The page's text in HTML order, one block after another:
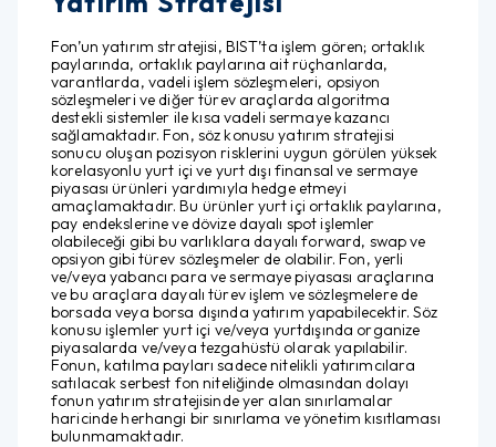
Fon’un yatırım stratejisi, BIST’ta işlem gören; ortaklık
paylarında, ortaklık paylarına ait rüçhanlarda,
varantlarda, vadeli işlem sözleşmeleri, opsiyon
sözleşmeleri ve diğer türev araçlarda algoritma
destekli sistemler ile kısa vadeli sermaye kazancı
sağlamaktadır. Fon, söz konusu yatırım stratejisi
sonucu oluşan pozisyon risklerini uygun görülen yüksek
korelasyonlu yurt içi ve yurt dışı finansal ve sermaye
piyasası ürünleri yardımıyla hedge etmeyi
amaçlamaktadır. Bu ürünler yurt içi ortaklık paylarına,
pay endekslerine ve dövize dayalı spot işlemler
olabileceği gibi bu varlıklara dayalı forward, swap ve
opsiyon gibi türev sözleşmeler de olabilir. Fon, yerli
ve/veya yabancı para ve sermaye piyasası araçlarına
ve bu araçlara dayalı türev işlem ve sözleşmelere de
borsada veya borsa dışında yatırım yapabilecektir. Söz
konusu işlemler yurt içi ve/veya yurtdışında organize
piyasalarda ve/veya tezgahüstü olarak yapılabilir.
Fonun, katılma payları sadece nitelikli yatırımcılara
satılacak serbest fon niteliğinde olmasından dolayı
fonun yatırım stratejisinde yer alan sınırlamalar
haricinde herhangi bir sınırlama ve yönetim kısıtlaması
bulunmamaktadır.